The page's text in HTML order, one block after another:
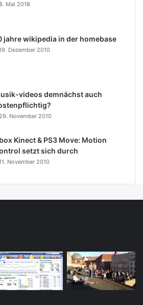
Mai 2018
jahre wikipedia in der homebase
Dezember 2010
videos demnächst auch
29. November 2010
Kinect & PS3 Move: Motion
setzt sich durch
November 2010